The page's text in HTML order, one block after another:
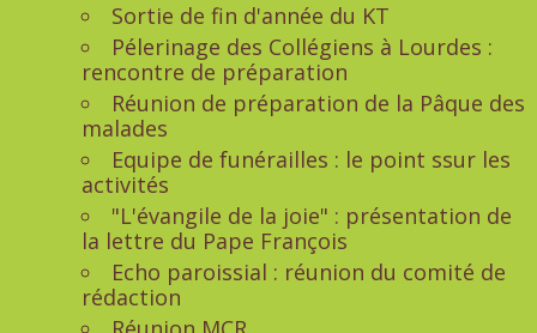
Sortie de fin d'année du KT
Pélerinage des Collégiens à Lourdes :
rencontre de préparation
Réunion de préparation de la Pâque des
malades
Equipe de funérailles : le point ssur les
activités
"L'évangile de la joie" : présentation de
la lettre du Pape François
Echo paroissial : réunion du comité de
rédaction